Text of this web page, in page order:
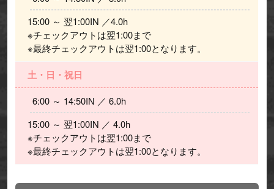
15:00 ～ 翌1:00IN ／4.0h
※チェックアウトは翌1:00まで
※最終チェックアウトは翌1:00となります。
土・日・祝日
  6:00 ～ 14:50IN ／ 6.0h
15:00 ～ 翌1:00IN ／ 4.0h
※チェックアウトは翌1:00まで
※最終チェックアウトは翌1:00となります。